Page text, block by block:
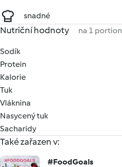
snadné
Nutriční hodnoty na 1 portion
Sodík
Protein
Kalorie
Tuk
Vláknina
Nasycený tuk
Sacharidy
Také zařazen v:
#FoodGoals